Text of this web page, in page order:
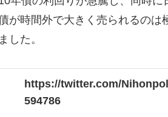
が時間外で大きく売られるのは
した。
https://twitter.com/
594786